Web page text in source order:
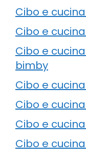
Cibo e
Cibo e
Cibo e
bimby
Cibo e
Cibo e
Cibo e
Cibo e